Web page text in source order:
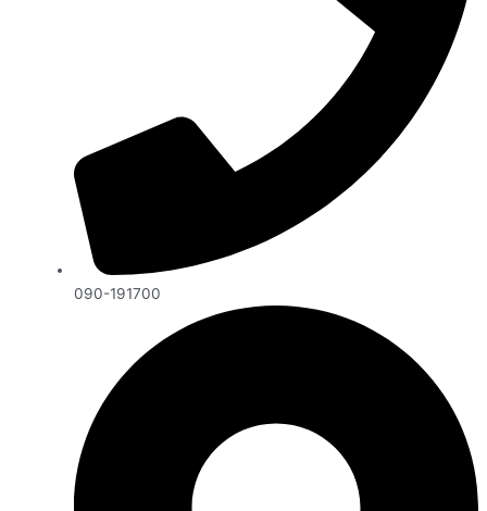
090-191700